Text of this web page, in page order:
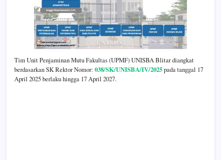
Tim Unit Penjaminan Mutu Fakultas (UPMF) UNISBA Blitar diangkat
berdasarkan SK Rektor Nomor: 038/SK/UNISBA/IV/2025pada tanggal 17
April 2025 berlaku hingga 17 April 2027.